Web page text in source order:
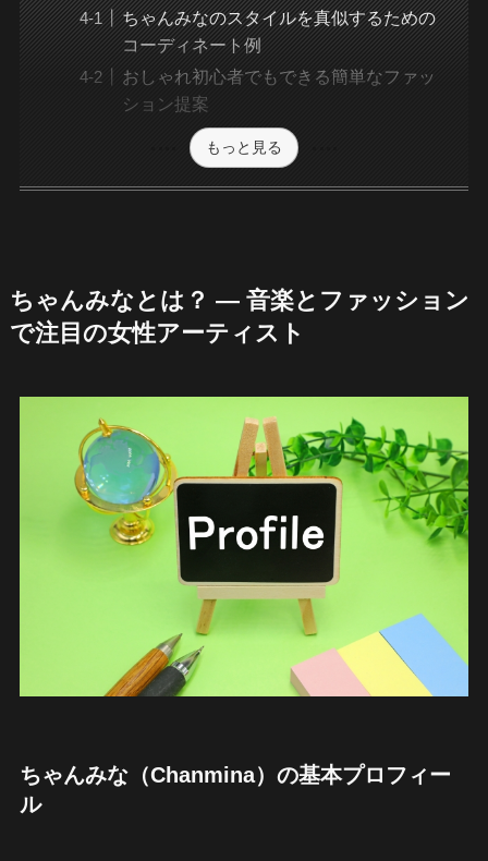
ちゃんみなのスタイルを真似するための
コーディネート例
おしゃれ初心者でもできる簡単なファッ
ション提案
もっと見る
ちゃんみなとは？ — 音楽とファッション
で注目の女性アーティスト
ちゃんみな（Chanmina）の基本プロフィー
ル